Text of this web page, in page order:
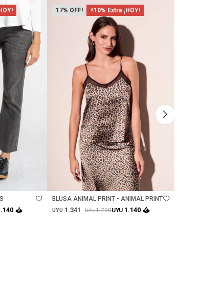
17 +10% Extra ¡HOY!
Talle
BLUSA ANIMAL PRINT - ANIMAL PRINT
UYU 1.341 UYU1.790UYU 1.140